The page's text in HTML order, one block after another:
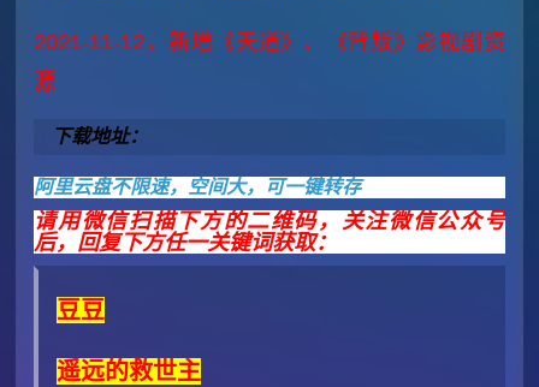
2021-11-12，新增《天道》、《背叛》影视剧资
源
下载地址：
阿里云盘不限速，空间大，可一键转存
请用微信扫描下方的二维码，关注微信公众号
后，回复下方任一关键词获取：
豆豆
遥远的救世主